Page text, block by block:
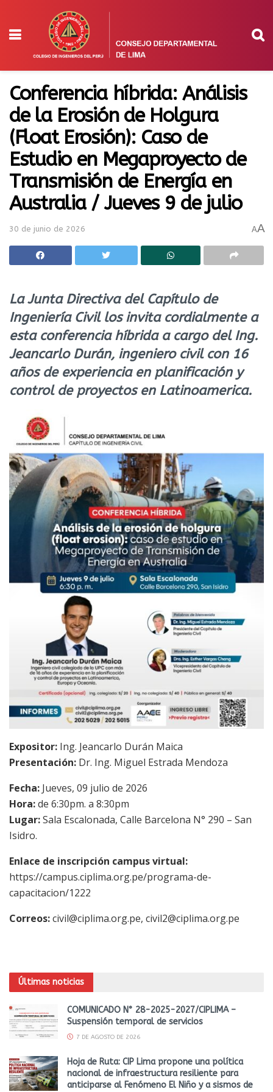
Conferencia híbrida: Análisis
de la Erosión de Holgura
(Float Erosión): Caso de
Estudio en Megaproyecto de
Transmisión de Energía en
Australia / Jueves 9 de julio
30 de junio de 2026 AA
La Junta Directiva del Capítulo de
Ingeniería Civil los invita cordialmente a
esta conferencia híbrida a cargo del Ing.
Jeancarlo Durán, ingeniero civil con 16
años de experiencia en planificación y
control de proyectos en Latinoamerica.
Expositor: Ing. Jeancarlo Durán Maica
Presentación: Dr. Ing. Miguel Estrada Mendoza
Fecha: Jueves, 09 julio de 2026
Hora:de 6:30pm. a 8:30pm
Lugar:Sala Escalonada, Calle Barcelona N° 290 – San
Isidro.
Enlace de inscripción campus virtual:
https://campus.ciplima.org.pe/programa-de-
capacitacion/1222
Correos:civil@ciplima.org.pe, civil2@ciplima.org.pe
Últimas noticias
COMUNICADO N° 28-2025-2027/CIPLIMA –
Suspensión temporal de servicios
7 DE AGOSTO DE 2026
Hoja de Ruta: CIP Lima propone una política
nacional de infraestructura resiliente para
anticiparse al Fenómeno El Niño y a sismos de